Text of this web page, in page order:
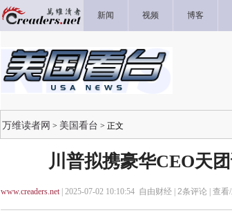
新闻 视频 博客
万维读者网 > 美国看台 > 正文
川普拟携豪华CEO天
www.creaders.net| 2025-07-02 10:10:54 自由财经 | 2条评论 | 查看